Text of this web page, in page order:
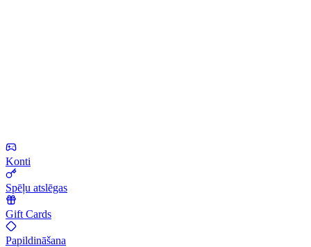
Konti
Spēļu atslēgas
Gift Cards
Papildināšana